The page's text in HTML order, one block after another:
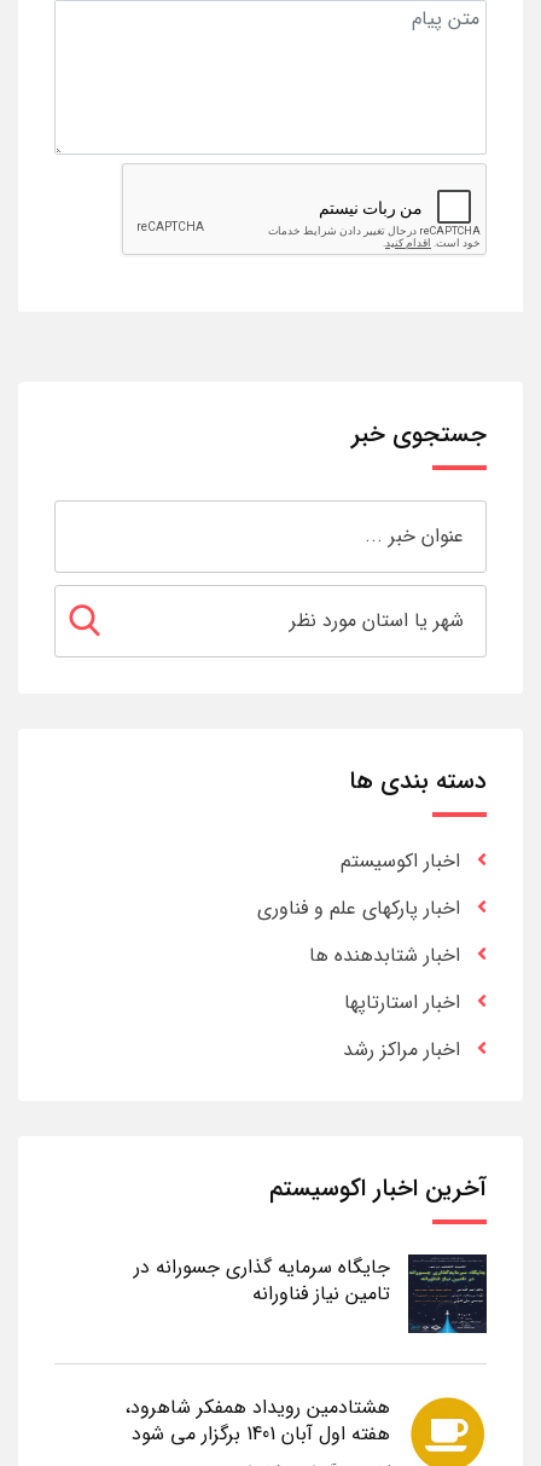
جستجوی خبر
دسته بندی ها
اخبار اکوسیستم
اخبار پارکهای علم و فناوری
اخبار شتابدهنده ها
اخبار استارتاپها
اخبار مراکز رشد
آخرین اخبار اکوسیستم
جایگاه سرمایه گذاری جسورانه در
تامین نیاز فناورانه
هشتادمین رویداد همفکر شاهرود،
هفته اول آبان 1401 برگزار می شود